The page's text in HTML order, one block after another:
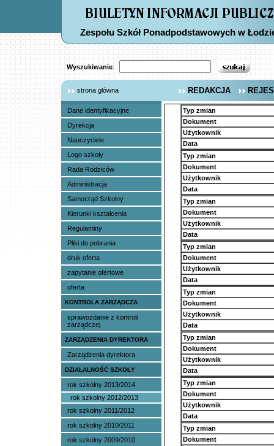
Zespołu Szkół Ponadpodstawowych w
Wyszukiwanie:
strona główna REDAKCJA
Dane identyfikacyjne
Dyrekcja
Nauczyciele
Logo szkoły
Rada Rodziców
Administracja
Samorząd Szkolny
Kierunki kształcenia
Regulaminy
Pliki do pobrania
druk oferta
zapytanie ofertowe
oferta
KONTROLA ZARZĄDCZA
sprawozdanie z kontroli
zarządczej
ZARZĄDZENIA DYREKTORA
Zarządzenia dyrektora
DZIAŁALNOŚĆ SZKOŁY
rok szkolny 2013/2014
rok szkolny 2012/2013
rok szkolny 2011/2012
rok szkolny 2010/2011
rok szkolny 2009/2010
Typ zmian
Dokument
Użytkownik
Data
Typ zmian
Dokument
Użytkownik
Data
Typ zmian
Dokument
Użytkownik
Data
Typ zmian
Dokument
Użytkownik
Data
Typ zmian
Dokument
Użytkownik
Data
Typ zmian
Dokument
Użytkownik
Data
Typ zmian
Dokument
Użytkownik
Data
Typ zmian
Dokument